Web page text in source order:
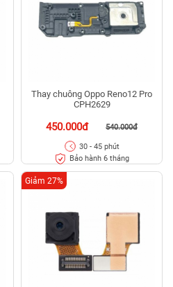
Thay chuông Oppo Reno12 Pro
CPH2629
450.000đ 540.000đ
30 - 45 phút
Bảo hành 6 tháng
Giảm 27%